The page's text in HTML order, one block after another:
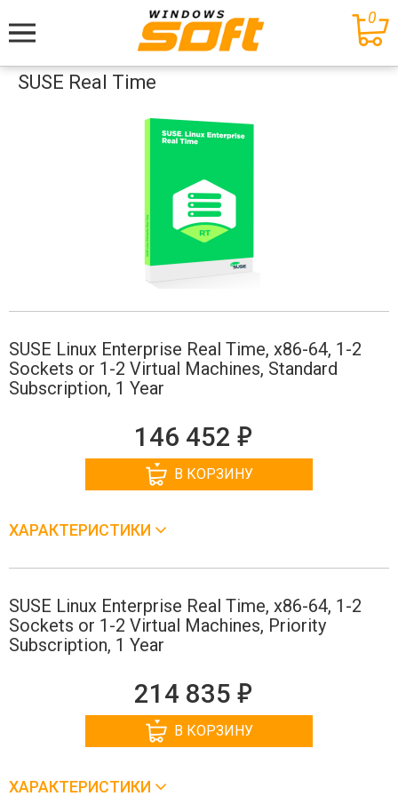
Меню
0
SUSE Real Time
SUSE Linux Enterprise Real Time, x86-64, 1-2
Sockets or 1-2 Virtual Machines, Standard
Subscription, 1 Year
146 452 е
В КОРЗИНУ
ХАРАКТЕРИСТИКИ
SUSE Linux Enterprise Real Time, x86-64, 1-2
Sockets or 1-2 Virtual Machines, Priority
Subscription, 1 Year
214 835 е
В КОРЗИНУ
ХАРАКТЕРИСТИКИ